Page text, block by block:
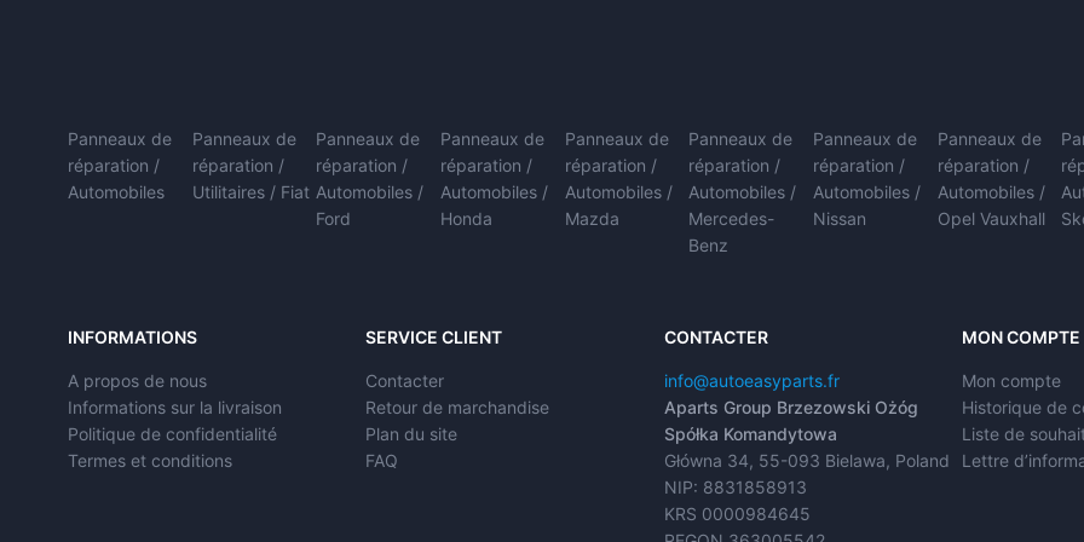
Panneaux de
réparation /
Automobiles
Panneaux de
réparation /
Utilitaires / Fiat
Panneaux de
réparation /
Automobiles /
Ford
Panneaux de
réparation /
Automobiles /
Honda
Panneaux de
réparation /
Automobiles /
Mazda
Panneaux de
réparation /
Automobiles /
Mercedes-
Benz
Panneaux de
réparation /
Automobiles /
Nissan
Panneaux de
réparation /
Automobiles /
Opel Vauxhall
INFORMATIONS
A propos de nous
Informations sur la livraison
Politique de confidentialité
Termes et conditions
SERVICE CLIENT
Contacter
Retour de marchandise
Plan du site
FAQ
CONTACTER
info@autoeasyparts.fr
Aparts Group Brzezowski Ożóg
Spółka Komandytowa
Główna 34, 55-093 Bielawa, Poland
NIP: 8831858913
KRS 0000984645
MON COMPTE
Mon compte
Historique de
Liste de
Lettre